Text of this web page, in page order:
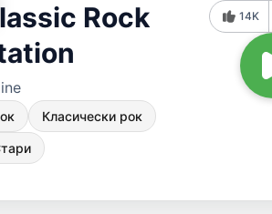
Rock
Класически рок
14K